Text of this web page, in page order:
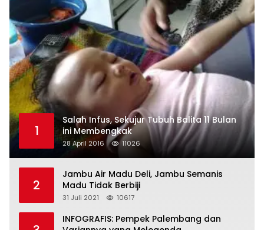
1
Salah Infus, Sekujur Tubuh Balita 11 Bulan
ini Membengkak
28 April 2016 11026
2
Jambu Air Madu Deli, Jambu Semanis
Madu Tidak Berbiji
31 Juli 2021 10617
INFOGRAFIS: Pempek Palembang dan